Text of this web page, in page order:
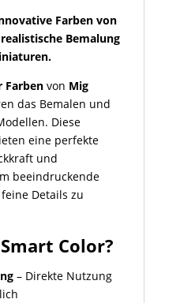
Farben von
Bemalung
Farbenvon Mig
das Bemalen und
Diese
eine perfekte
und
beeindruckende
Details zu
Color?
– Direkte Nutzung